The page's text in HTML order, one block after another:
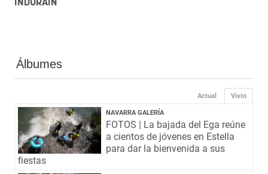
INDURAIN
Álbumes
Visto
Actual
NAVARRA GALERÍA
FOTOS | La bajada del Ega reúne
a cientos de jóvenes en Estella
para dar la bienvenida a sus
fiestas